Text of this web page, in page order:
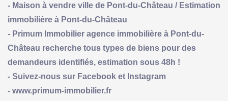
- Maison à vendre ville de Pont-du-Château / Estimation
immobilière à Pont-du-Château
- Primum Immobilier agence immobilière à Pont-du-
Château recherche tous types de biens pour des
demandeurs identifiés, estimation sous 48h !
- Suivez-nous sur Facebook et Instagram
- www.primum-immobilier.fr